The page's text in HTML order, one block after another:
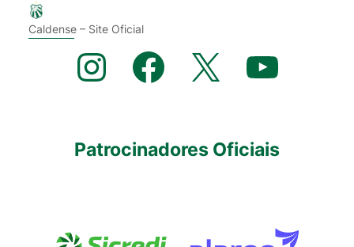
Caldense – Site Oficial
Instagram Facebook X YouTube
Patrocinadores Oficiais